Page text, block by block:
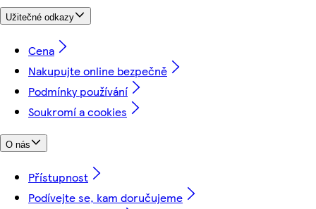
Užitečné odkazy
Cena
Nakupujte online bezpečně
Podmínky používání
Soukromí a cookies
O nás
Přístupnost
Podívejte se, kam doručujeme